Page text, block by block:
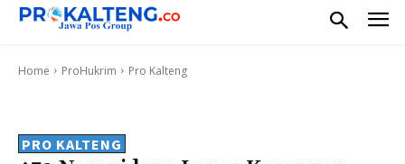
Home ProHukrim Pro Kalteng
PRO KALTENG